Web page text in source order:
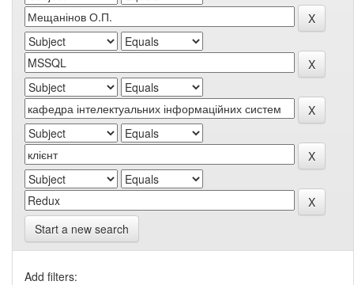
Start a new search
Add filters: